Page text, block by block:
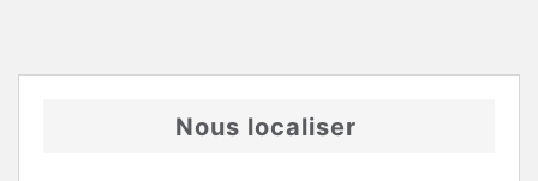
Nous localiser